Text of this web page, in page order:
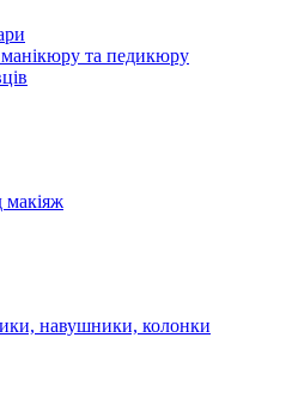
та педикюру
макіяж
навушники, колонки